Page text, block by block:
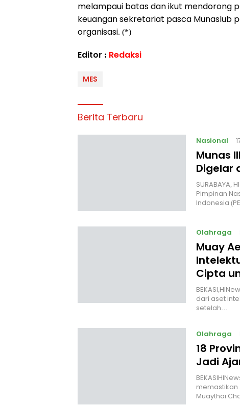
melampaui batas dan ikut mendorong
keuangan sekretariat pasca Munaslub
organisasi. (*)
Editor : Redaksi
MES
Berita Terbaru
Nasional
Munas
Digelar
SURABAYA,
Pimpinan
Indonesia
Olahraga
Muay
Cipta
dari aset
setelah…
Olahraga
18
Jadi
Muaythai